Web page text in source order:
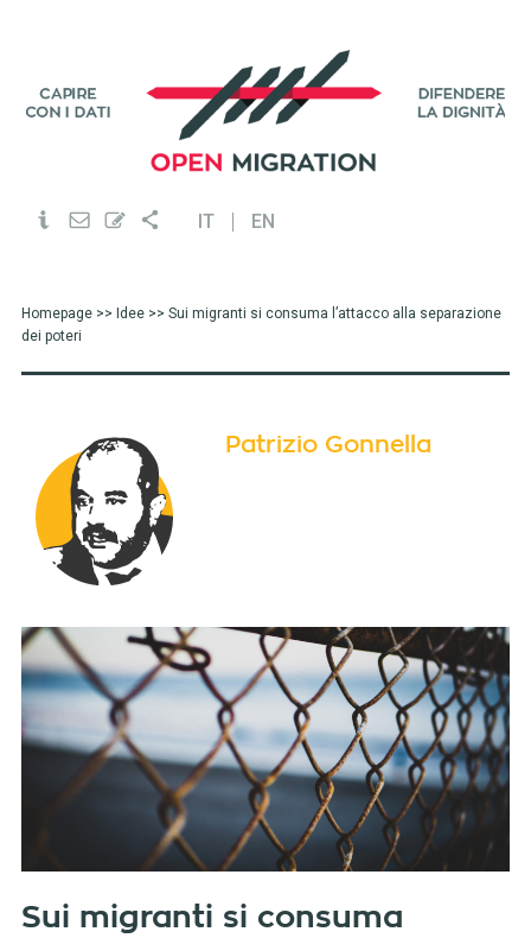
IT EN
Homepage>> Idee>> Sui migranti si consuma l’attacco alla separazione
dei poteri
Patrizio Gonnella
Sui migranti si consuma